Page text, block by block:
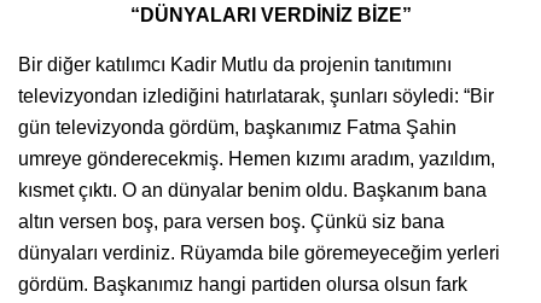
“DÜNYALARI VERDİNİZ BİZE”
Bir diğer katılımcı Kadir Mutlu da projenin tanıtımını
televizyondan izlediğini hatırlatarak, şunları söyledi: “Bir
gün televizyonda gördüm, başkanımız Fatma Şahin
umreye gönderecekmiş. Hemen kızımı aradım, yazıldım,
kısmet çıktı. O an dünyalar benim oldu. Başkanım bana
altın versen boş, para versen boş. Çünkü siz bana
dünyaları verdiniz. Rüyamda bile göremeyeceğim yerleri
gördüm. Başkanımız hangi partiden olursa olsun fark